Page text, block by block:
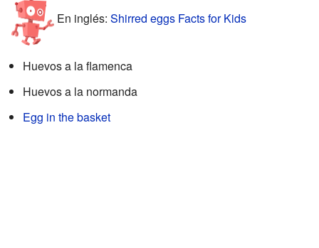
En inglés: Shirred eggs Facts for Kids
Huevos a la flamenca
Huevos a la normanda
Egg in the basket